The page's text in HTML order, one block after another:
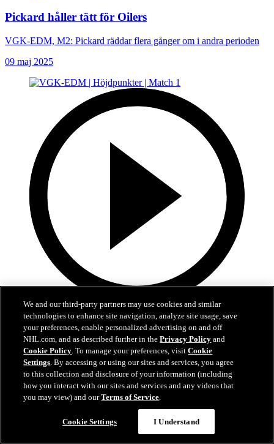
Pickard håller tätt för Oilers
VGK-EDM, M2: Pickard räddar flera gånger om i andra perioden
09 maj 2025
5:02
VGK-EDM | Höjdpunkter | Match 1
Oilers sena ryck gav seger i match 1
07 maj 2025
We and our third-party partners may use cookies and similar
technologies to enhance site navigation, analyze site usage, save
your preferences, enable personalized advertising on and off
NHL.com, and as described further in thePrivacy Policy and
Cookie Policy. To manage your preferences, visitCookie
Settings. By accessing or using our sites and services, you agree
to this collection and disclosure of your information (including
how you interact with our sites and services and any videos that
you may view) and ourTerms of Service.
Cookie Settings I Understand